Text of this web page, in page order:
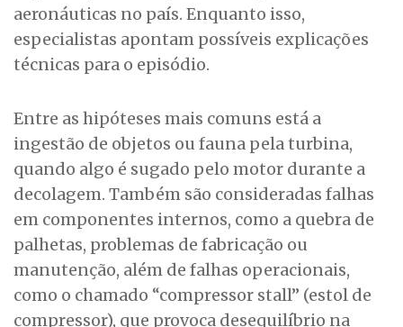
aeronáuticas no país. Enquanto isso,
especialistas apontam possíveis explicações
técnicas para o episódio.
Entre as hipóteses mais comuns está a
ingestão de objetos ou fauna pela turbina,
quando algo é sugado pelo motor durante a
decolagem. Também são consideradas falhas
em componentes internos, como a quebra de
palhetas, problemas de fabricação ou
manutenção, além de falhas operacionais,
como o chamado “compressor stall” (estol de
compressor), que provoca desequilíbrio na